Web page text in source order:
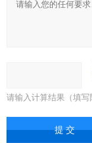
请输入计算结果（填